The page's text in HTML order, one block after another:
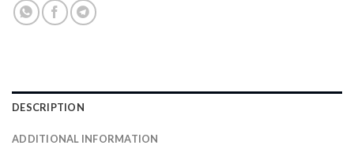
DESCRIPTION
ADDITIONAL INFORMATION